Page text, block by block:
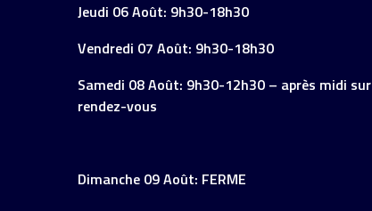
Jeudi 06 Août: 9h30-18h30
Vendredi 07 Août: 9h30-18h30
Samedi 08 Août: 9h30-12h30 – après midi sur
rendez-vous
Dimanche 09 Août: FERME